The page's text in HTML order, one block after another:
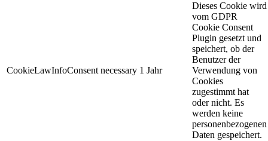
CookieLawInfoConsent necessary 1 Jahr
Dieses Cookie wird
vom GDPR
Cookie Consent
Plugin gesetzt und
speichert, ob der
Benutzer der
Verwendung von
Cookies
zugestimmt hat
oder nicht. Es
werden keine
personenbezogenen
Daten gespeichert.